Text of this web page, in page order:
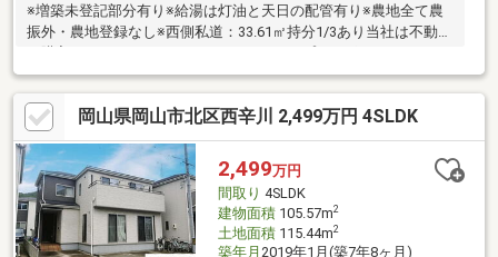
※増築未登記部分有り※給湯は灯油と天日の配管有り※農地全て農
振外・農地登録なし※西側私道：33.61㎡持分1/3あり当社は不動産
す。高い技術力とデザイン力で失敗しないリフォームを実現。中
古物件をリノベ・リフォームで蘇らせます。物件購入費用とリノ
ベ工事費用を一緒にローンで組む提案も可能です。3Dモデリング
でリフォームの完成予想図を立体的に表現。購入・買い替え・購
入+リノベーションなど、お気軽にご相談ください！お問い合わ
せは【086-250-9005】または資料請求・来場予約ボタンから。
岡山県岡山市北区西辛川 2,499万円 4SLDK
2,499万円
間取り 4SLDK
建物面積105.57m2
土地面積115.44m2
築年月 2019年1月(築7年8ヶ月)